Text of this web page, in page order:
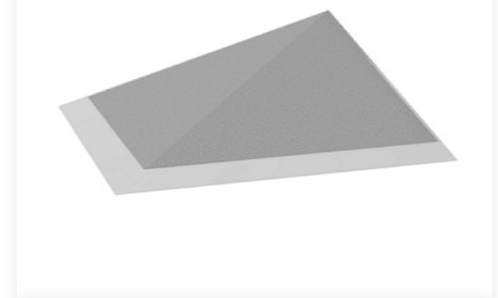
Module de skatepark Corner
Le Corner est un module de skatepark en béton préfabriqué,
inspiré des divers obstacles que l'on peut retrouver dans les